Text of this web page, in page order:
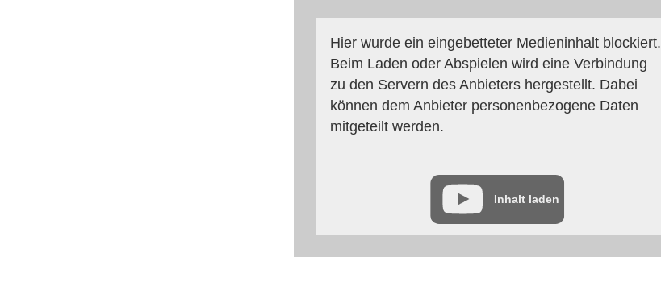
Hier wurde ein eingebetteter Medieninhalt blockiert.
Beim Laden oder Abspielen wird eine Verbindung
zu den Servern des Anbieters hergestellt. Dabei
können dem Anbieter personenbezogene Daten
mitgeteilt werden.
Inhalt laden